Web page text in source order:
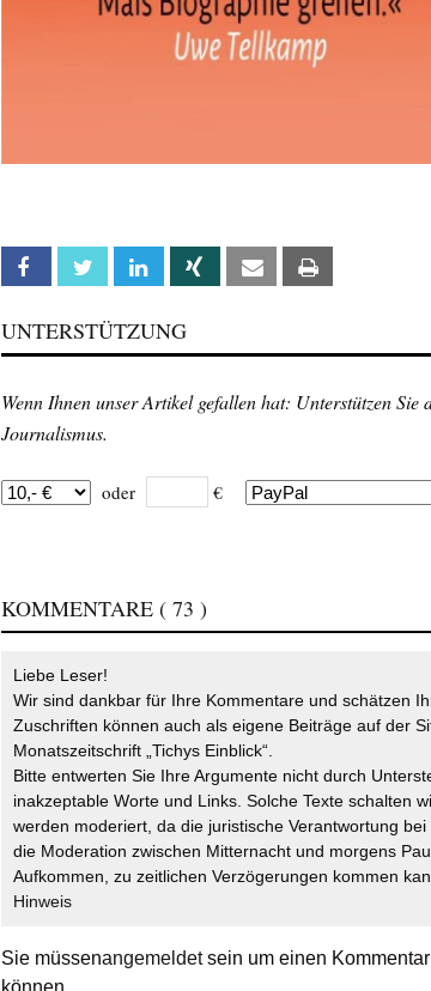
Facebook Twitter Linkedin Xing Email
UNTERSTÜTZUNG
Wenn Ihnen unser Artikel gefallen hat: Unterstützen Sie
Journalismus.
oder €
KOMMENTARE ( 73 )
Liebe Leser!
Wir sind dankbar für Ihre Kommentare und schätzen
Zuschriften können auch als eigene Beiträge auf der
Monatszeitschrift „Tichys Einblick“.
Bitte entwerten Sie Ihre Argumente nicht durch
inakzeptable Worte und Links. Solche Texte schalten
werden moderiert, da die juristische Verantwortung
die Moderation zwischen Mitternacht und morgens
Aufkommen, zu zeitlichen Verzögerungen kommen
Hinweis
Sie müssenangemeldetsein um einen
können